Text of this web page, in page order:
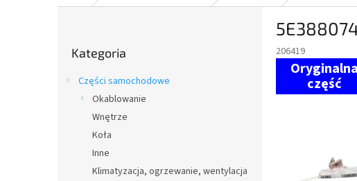
kategorie
Kategoria
Części samochodowe
Okablowanie
Wnętrze
Koła
Inne
Klimatyzacja, ogrzewanie, wentylacja
206419